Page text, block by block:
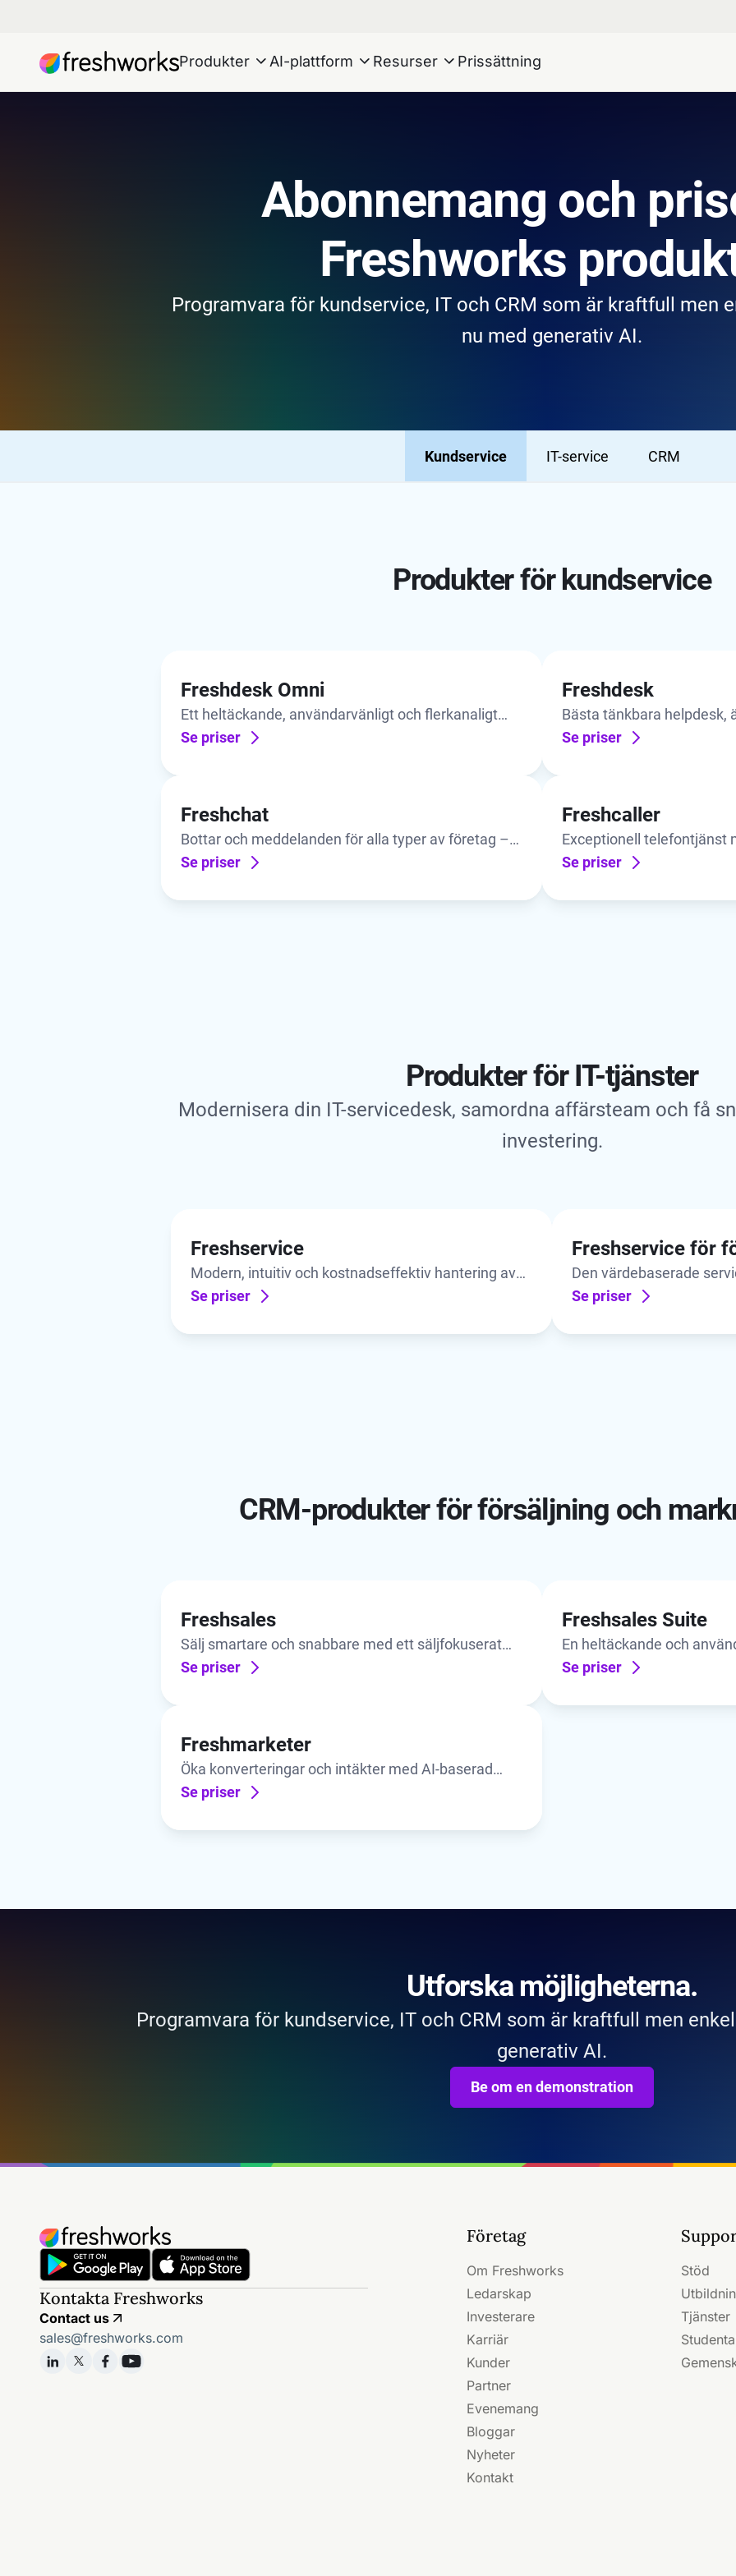
Produkter AI-plattform Resurser Prissättning
Abonnemang och
Freshworks
Programvara för kundservice, IT och CRM som är kraftfull men
nu med generativ AI.
Kundservice IT-service CRM
Produkter för kundservice
Freshdesk Omni
Ett heltäckande, användarvänligt och flerkanaligt
program för kundservice – som stöds av AI
Se priser
Freshdesk
Bästa tänkbara helpdesk,
självbetjäning och
Se priser
Freshchat
Bottar och meddelanden för alla typer av företag –
små, medelstora och stora.
Se priser
Freshcaller
Exceptionell telefontjänst
lösning för kontaktcenter.
Se priser
Produkter för IT-tjänster
Modernisera din IT-servicedesk, samordna affärsteam och få
investering.
Freshservice
Modern, intuitiv och kostnadseffektiv hantering av
IT-tjänster
Se priser
Freshservice för
Den värdebaserade
alla avdelningar.
Se priser
CRM-produkter för försäljning och
Freshsales
Sälj smartare och snabbare med ett säljfokuserat
CRM-system
Se priser
Freshsales Suite
En heltäckande och
lösning för kundservice –
Se priser
Freshmarketer
Öka konverteringar och intäkter med AI-baserad
automatisering av marknadsföring
Se priser
Utforska möjligheterna.
Programvara för kundservice, IT och CRM som är kraftfull men
generativ AI.
Be om en demonstration
Kontakta Freshworks
Contact us
sales@freshworks.com
Företag
Om Freshworks
Ledarskap
Investerare
Karriär
Kunder
Partner
Evenemang
Bloggar
Nyheter
Kontakt
Stöd
Tjänster